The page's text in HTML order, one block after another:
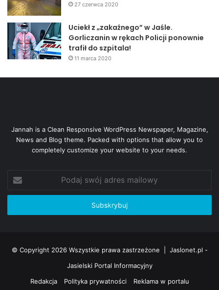
27 czerwca 2020
Uciekł z „zakaźnego” w Jaśle.
Gorliczanin w rękach Policji ponownie
trafił do szpitala!
11 marca 2020
Jannah is a Clean Responsive WordPress Newspaper, Magazine,
News and Blog theme. Packed with options that allow you to
completely customize your website to your needs.
swój
adres
© Copyright 2026 Wszystkie prawa zastrzeżone | Jaslonet.pl -
Jasielski Portal Informacyjny
Redakcja
Polityka prywatności Reklama w portalu